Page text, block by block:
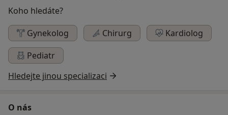
Koho hledáte?
Gynekolog
Chirurg
Kardiolog
Pediatr
Hledejte jinou specializaci
O nás